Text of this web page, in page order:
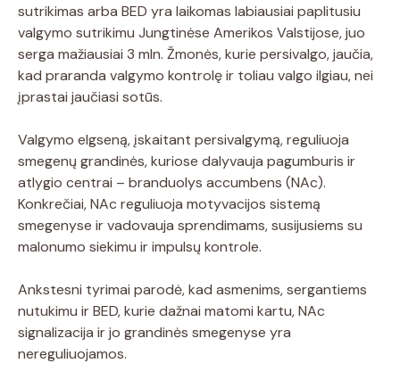
sutrikimas arba BED yra laikomas labiausiai paplitusiu
valgymo sutrikimu Jungtinėse Amerikos Valstijose, juo
serga mažiausiai 3 mln. Žmonės, kurie persivalgo, jaučia,
kad praranda valgymo kontrolę ir toliau valgo ilgiau, nei
įprastai jaučiasi sotūs.
Valgymo elgseną, įskaitant persivalgymą, reguliuoja
smegenų grandinės, kuriose dalyvauja pagumburis ir
atlygio centrai – branduolys accumbens (NAc).
Konkrečiai, NAc reguliuoja motyvacijos sistemą
smegenyse ir vadovauja sprendimams, susijusiems su
malonumo siekimu ir impulsų kontrole.
Ankstesni tyrimai parodė, kad asmenims, sergantiems
nutukimu ir BED, kurie dažnai matomi kartu, NAc
signalizacija ir jo grandinės smegenyse yra
nereguliuojamos.